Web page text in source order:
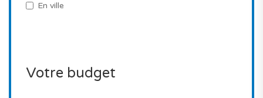
En ville
Votre budget